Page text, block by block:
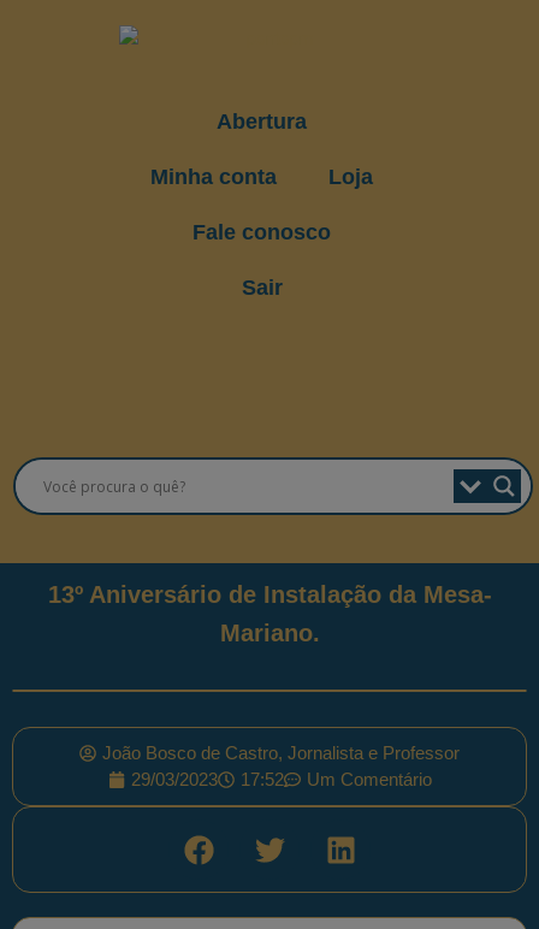
Abertura
Minha conta Loja
Fale conosco
Sair
13º Aniversário de Instalação da Mesa-
Mariano.
João Bosco de Castro, Jornalista e Professor
29/03/2023
17:52 Um Comentário